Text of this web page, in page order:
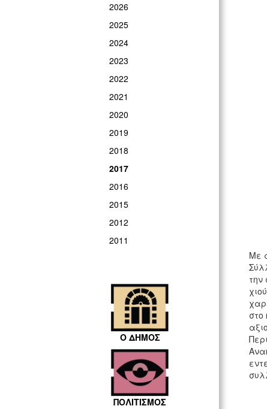
2026
2025
2024
2023
2022
2021
2020
2019
2018
2017
2016
2015
2012
2011
Ο ΔΗΜΟΣ
ΠΟΛΙΤΙΣΜΟΣ
Με
την